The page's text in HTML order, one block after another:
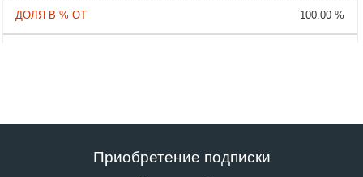
100.00 %
Приобретение подписки